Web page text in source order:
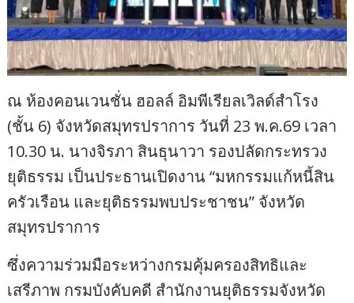
ณ ห้องคอนเวนชั่น ฮอลล์ อิมพีเรียลเวิลด์สำโรง
(ชั้น 6) จังหวัดสมุทรปราการ วันที่ 23 พ.ค.69 เวลา
10.30 น. นางจิรภา สินธุนาวา รองปลัดกระทรวง
ยุติธรรม เป็นประธานเปิดงาน “มหกรรมแก้หนี้สิน
ครัวเรือน และยุติธรรมพบประชาชน” จังหวัด
สมุทรปราการ
ซึ่งความร่วมมือระหว่างกรมคุ้มครองสิทธิและ
เสรีภาพ กรมบังคับคดี สำนักงานยุติธรรมจังหวัด